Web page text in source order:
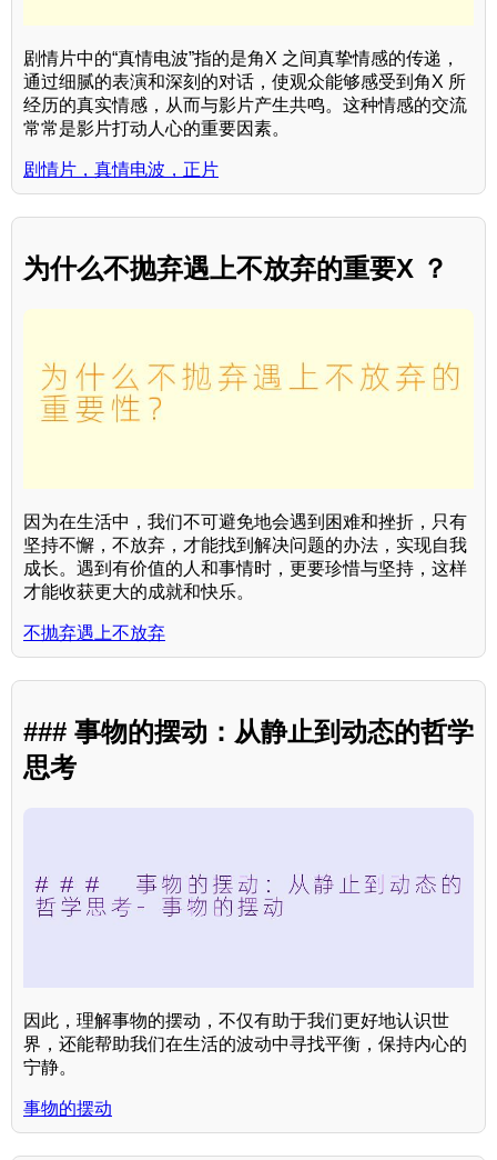
剧情片中的“真情电波”指的是角X 之间真挚情感的传递，
通过细腻的表演和深刻的对话，使观众能够感受到角X 所
经历的真实情感，从而与影片产生共鸣。这种情感的交流
常常是影片打动人心的重要因素。
剧情片，真情电波，正片
为什么不抛弃遇上不放弃的重要X ？
因为在生活中，我们不可避免地会遇到困难和挫折，只有
坚持不懈，不放弃，才能找到解决问题的办法，实现自我
成长。遇到有价值的人和事情时，更要珍惜与坚持，这样
才能收获更大的成就和快乐。
不抛弃遇上不放弃
### 事物的摆动：从静止到动态的哲学
思考
因此，理解事物的摆动，不仅有助于我们更好地认识世
界，还能帮助我们在生活的波动中寻找平衡，保持内心的
宁静。
事物的摆动